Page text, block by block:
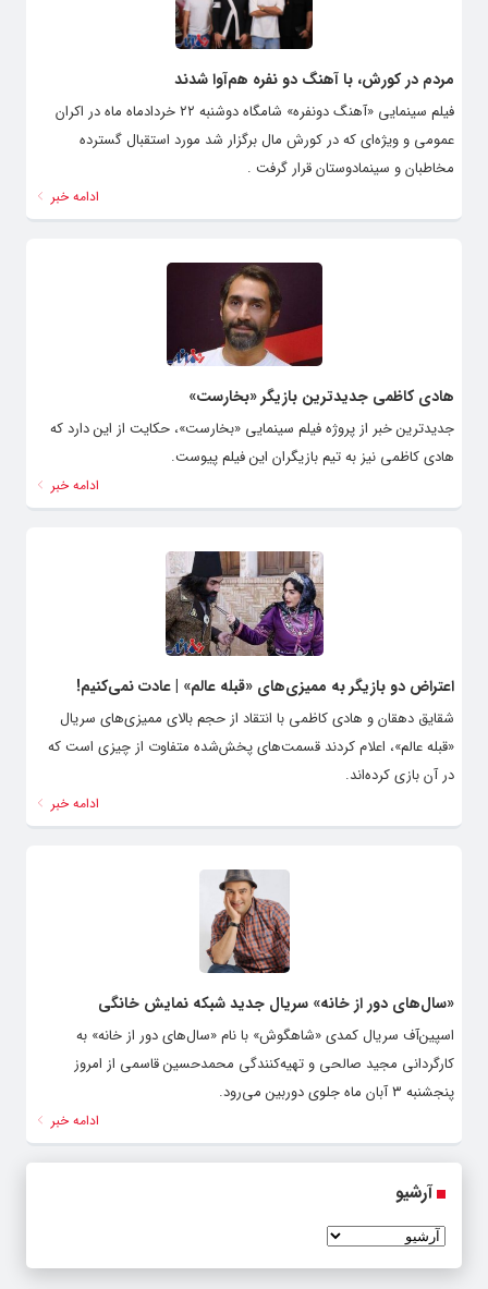
مردم در کورش، با آهنگ دو نفره هم‌آوا شدند
فیلم سینمایی «آهنگ دونفره» شامگاه دوشنبه ۲۲ خردادماه ماه در اکران
عمومی و ویژه‌ای که در کورش مال برگزار شد مورد استقبال گسترده
مخاطبان و سینمادوستان قرار گرفت .
ادامه خبر
هادی کاظمی جدیدترین بازیگر «بخارست»
جدیدترین خبر از پروژه فیلم سینمایی «بخارست»، حکایت از این دارد که
هادی کاظمی نیز به تیم بازیگران این فیلم پیوست.
ادامه خبر
اعتراض دو بازیگر به ممیزی‌های «قبله عالم» | عادت نمی‌کنیم!
شقایق دهقان و هادی کاظمی با انتقاد از حجم بالای ممیزی‌های سریال
«قبله عالم»، اعلام کردند قسمت‌های پخش‌شده متفاوت از چیزی است که
در آن بازی کرده‌اند.
ادامه خبر
«سال‌های دور از خانه» سریال جدید شبکه نمایش خانگی
اسپین‌آف سریال کمدی «شاهگوش» با نام «سال‌های دور از خانه» به
کارگردانی مجید صالحی و تهیه‌کنندگی محمدحسین قاسمی از امروز
پنجشنبه ۳ آبان ماه جلوی دوربین می‌رود.
ادامه خبر
آرشیو